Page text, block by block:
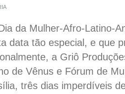
da Mulher-Afro-Latino-
data tão especial, e que
a Griô
de Vênus e Fórum de
três dias imperdíveis